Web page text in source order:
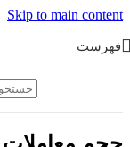
Skip to main content
فهرست